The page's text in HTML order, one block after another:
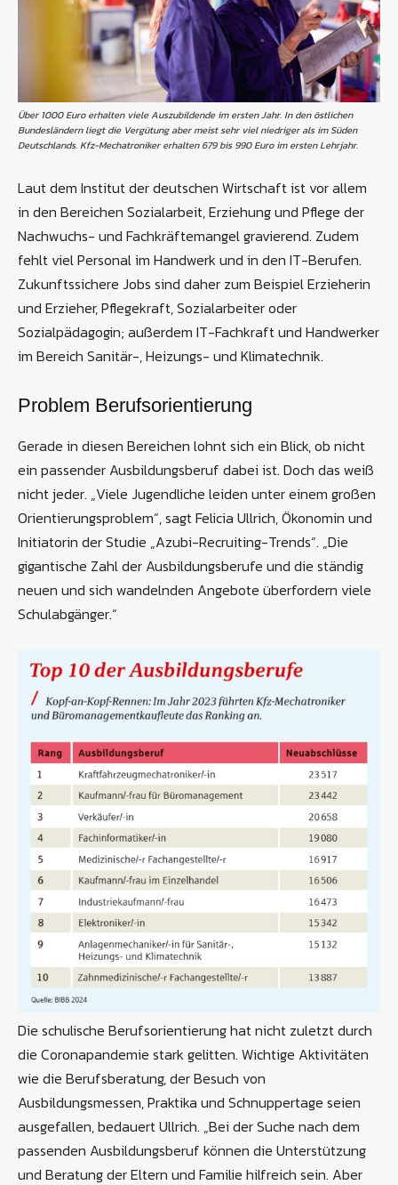
Über 1000 Euro erhalten viele Auszubildende im ersten Jahr. In den östlichen
Bundesländern liegt die Vergütung aber meist sehr viel niedriger als im Süden
Deutschlands. Kfz-Mechatroniker erhalten 679 bis 990 Euro im ersten Lehrjahr.
Laut dem Institut der deutschen Wirtschaft ist vor allem
in den Bereichen Sozialarbeit, Erziehung und Pflege der
Nachwuchs- und Fachkräftemangel gravierend. Zudem
fehlt viel Personal im Handwerk und in den IT-Berufen.
Zukunftssichere Jobs sind daher zum Beispiel Erzieherin
und Erzieher, Pflegekraft, Sozialarbeiter oder
Sozialpädagogin; außerdem IT-Fachkraft und Handwerker
im Bereich Sanitär-, Heizungs- und Klimatechnik.
Problem Berufsorientierung
Gerade in diesen Bereichen lohnt sich ein Blick, ob nicht
ein passender Ausbildungsberuf dabei ist. Doch das weiß
nicht jeder. „Viele Jugendliche leiden unter einem großen
Orientierungsproblem“, sagt Felicia Ullrich, Ökonomin und
Initiatorin der Studie „Azubi-Recruiting-Trends“. „Die
gigantische Zahl der Ausbildungsberufe und die ständig
neuen und sich wandelnden Angebote überfordern viele
Schulabgänger.“
Die schulische Berufsorientierung hat nicht zuletzt durch
die Coronapandemie stark gelitten. Wichtige Aktivitäten
wie die Berufsberatung, der Besuch von
Ausbildungsmessen, Praktika und Schnuppertage seien
ausgefallen, bedauert Ullrich. „Bei der Suche nach dem
passenden Ausbildungsberuf können die Unterstützung
und Beratung der Eltern und Familie hilfreich sein. Aber